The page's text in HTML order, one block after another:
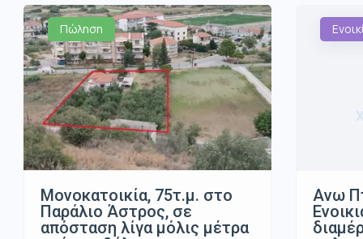
Πώληση
Μονοκατοικία, 75τ.μ. στο
Παράλιο Άστρος, σε
απόσταση λίγα μόλις μέτρα
Ανω